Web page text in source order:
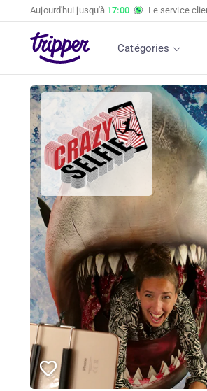
Aujourd'hui jusqu'à 17:00 Le service
Catégories
Billet d'entrée pour Crazy